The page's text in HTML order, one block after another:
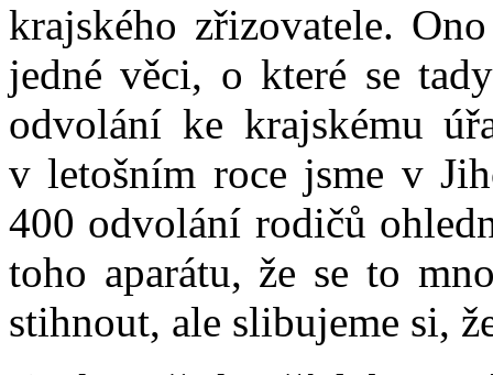
krajského zřizovatele.
jedné věci, o které se
odvolání ke krajskému
v letošním roce jsme v
400 odvolání rodičů
toho aparátu, že se to
stihnout, ale slibujeme si,